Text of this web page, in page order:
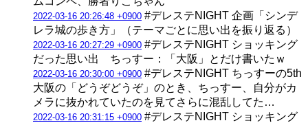
2022-03-16 20:26:48 +0900 #デレステNIGHT 企画「シンデ
レラ城の歩き方」（テーマごとに思い出を振り返る）
2022-03-16 20:27:29 +0900 #デレステNIGHT ショッキング
だった思い出 ちっすー：「大阪」とだけ書いたｗ
2022-03-16 20:30:00 +0900 #デレステNIGHT ちっすーの5th
大阪の「どうぞどうぞ」のとき、ちっすー、自分がカ
メラに抜かれていたのを見てさらに混乱してた…
2022-03-16 20:31:15 +0900 #デレステNIGHT ショッキング